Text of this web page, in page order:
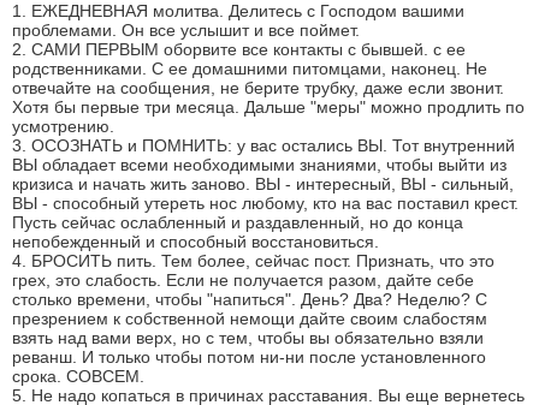
1. ЕЖЕДНЕВНАЯ молитва. Делитесь с Господом вашими
проблемами. Он все услышит и все поймет.
2. САМИ ПЕРВЫМ оборвите все контакты с бывшей. с ее
родственниками. С ее домашними питомцами, наконец. Не
отвечайте на сообщения, не берите трубку, даже если звонит.
Хотя бы первые три месяца. Дальше "меры" можно продлить по
усмотрению.
3. ОСОЗНАТЬ и ПОМНИТЬ: у вас остались ВЫ. Тот внутренний
ВЫ обладает всеми необходимыми знаниями, чтобы выйти из
кризиса и начать жить заново. ВЫ - интересный, ВЫ - сильный,
ВЫ - способный утереть нос любому, кто на вас поставил крест.
Пусть сейчас ослабленный и раздавленный, но до конца
непобежденный и способный восстановиться.
4. БРОСИТЬ пить. Тем более, сейчас пост. Признать, что это
грех, это слабость. Если не получается разом, дайте себе
столько времени, чтобы "напиться". День? Два? Неделю? С
презрением к собственной немощи дайте своим слабостям
взять над вами верх, но с тем, чтобы вы обязательно взяли
реванш. И только чтобы потом ни-ни после установленного
срока. СОВСЕМ.
5. Не надо копаться в причинах расставания. Вы еще вернетесь